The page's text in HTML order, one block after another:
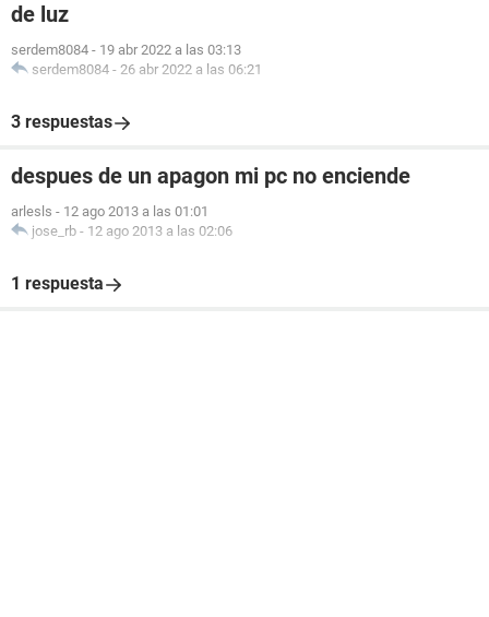
de luz
serdem8084 - 19 abr 2022 a las 03:13
serdem8084 - 26 abr 2022 a las 06:21
3 respuestas
despues de un apagon mi pc no enciende
arlesls - 12 ago 2013 a las 01:01
jose_rb - 12 ago 2013 a las 02:06
1 respuesta